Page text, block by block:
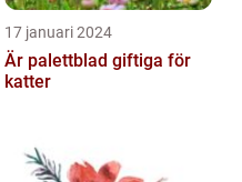
17 januari 2024
Är palettblad giftiga för
katter